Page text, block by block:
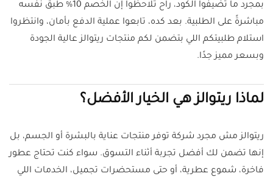
بمجرد ما تضيفوا الكود، راح تلاحظوا إن الخصم 10% طبق نفسه
مباشرةً على الطلبية. بعد كده، تابعوا عملية الدفع بأمان، وانتظروا
استلام طلبيتكم اللي بتضمن لكم منتجات ريتوالز عالية الجودة
وبسعر مميز جدًا.
لماذا ريتوالز هي الخيار الأفضل؟
ريتوالز مش مجرد شركة توفر منتجات عناية بالبشرة أو الجسم، بل
إنها تضمن لك أفضل تجربة أثناء التسوق. سواء كنت تحتاج عطور
فاخرة، شموع عطرية، أو حتى مستحضرات تجميل، الخدمات اللي